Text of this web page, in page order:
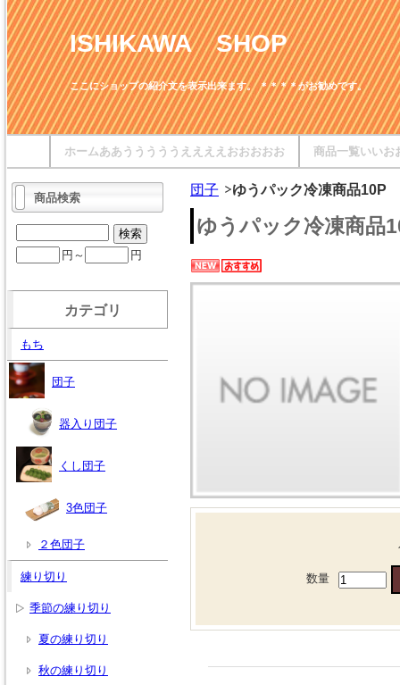
ISHIKAWA SHOP
ここにショップの紹介文を表示出来ます。 ＊＊＊＊がお勧めです。
商品一覧いいお
ホームああうううううええええおおおおお
団子 ゆうパック冷凍商品10P
ゆうパック冷凍商品
数量
商品検索
円～ 円
カテゴリ
もち
団子
器入り団子
くし団子
3色団子
２色団子
練り切り
季節の練り切り
夏の練り切り
秋の練り切り